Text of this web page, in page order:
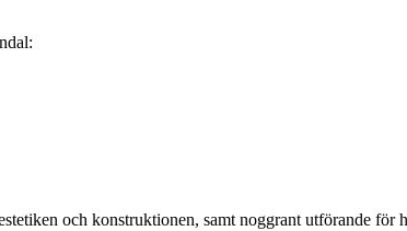
och konstruktionen, samt noggrant utförande för